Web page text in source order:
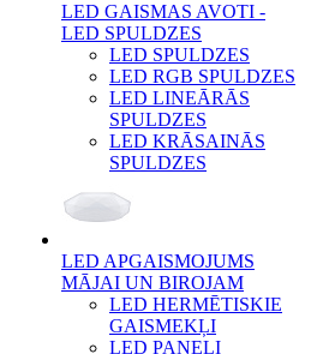
LED GAISMAS AVOTI -
LED SPULDZES
LED SPULDZES
LED RGB SPULDZES
LED LINEĀRĀS
SPULDZES
LED KRĀSAINĀS
SPULDZES
LED APGAISMOJUMS
MĀJAI UN BIROJAM
LED HERMĒTISKIE
GAISMEKĻI
LED PANEĻI